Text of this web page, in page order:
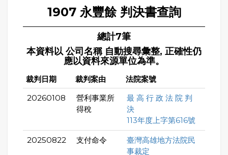
1907 永豐餘 判決書查詢
總計7筆
本資料以 公司名稱 自動搜尋彙整, 正確性仍
應以資料來源單位為準。
裁判日期 裁判案由 法院案號
20260108
營利事業所
得稅
最 高 行 政 法 院 判
決
113年度上字第616號
20250822 支付命令
臺灣高雄地方法院民
事裁定